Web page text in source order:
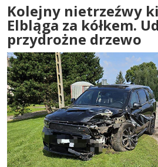
Kolejny nietrzeźwy
Elbląga za kółkem.
przydrożne drzewo